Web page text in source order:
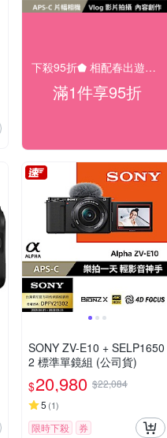
下殺95折⬟ 相配春出遊大促
滿1件享95折
SONY ZV-E10 + SELP1650
2 標準單鏡組 (公司貨)
$20,980 $22,084
5 (1)
限時下殺 券